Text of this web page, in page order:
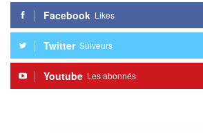
Facebook Likes
Twitter Suiveurs
Youtube Les abonnés